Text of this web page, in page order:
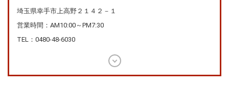
埼玉県幸手市上高野２１４２－１
営業時間：AM10:00～PM7:30
TEL：0480-48-6030